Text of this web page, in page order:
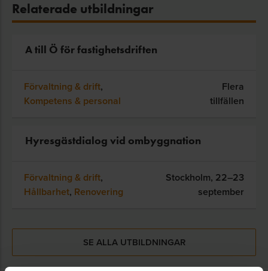
Relaterade utbildningar
A till Ö för fastighetsdriften
Förvaltning & drift,
Kompetens & personal
Flera
tillfällen
Hyresgästdialog vid ombyggnation
Förvaltning & drift,
Hållbarhet, Renovering
Stockholm, 22–23
september
SE ALLA UTBILDNINGAR